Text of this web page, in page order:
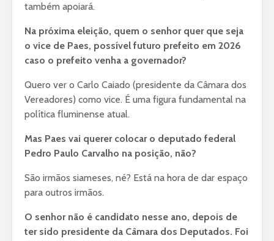
também apoiará.
Na próxima eleição, quem o senhor quer que seja
o vice de Paes, possível futuro prefeito em 2026
caso o prefeito venha a governador?
Quero ver o Carlo Caiado (presidente da Câmara dos
Vereadores) como vice. É uma figura fundamental na
política fluminense atual.
Mas Paes vai querer colocar o deputado federal
Pedro Paulo Carvalho na posição, não?
São irmãos siameses, né? Está na hora de dar espaço
para outros irmãos.
O senhor não é candidato nesse ano, depois de
ter sido presidente da Câmara dos Deputados. Foi